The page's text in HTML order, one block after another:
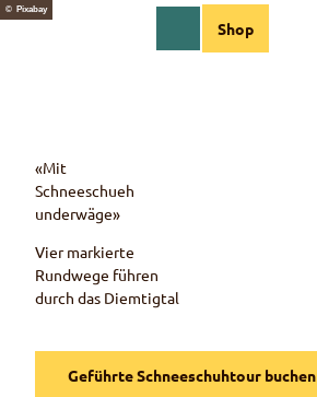
Z
Shop
© Pixabay
«Mit
Schneeschueh
underwäge»
Vier markierte
Rundwege führen
durch das Diemtigtal
Geführte Schneeschuhtour buchen